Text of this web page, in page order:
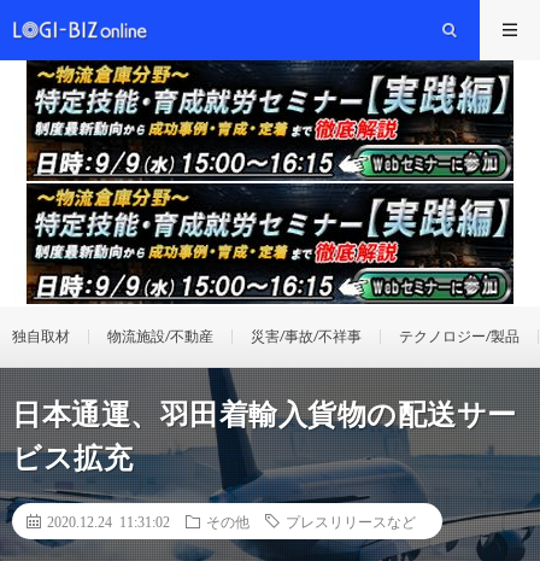
独自取材 物流施設/不動産 災害/事故/不祥事 テクノロジー/製品
日本通運、羽田着輸入貨物の配送サー
ビス拡充
2020.12.24 11:31:02 その他 プレスリリースなど